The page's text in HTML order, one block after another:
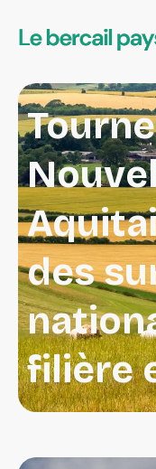
des
filière